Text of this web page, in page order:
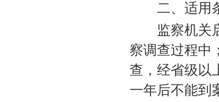
二、适用
监察机关
察调查过程中
查，经省级以
一年后不能到